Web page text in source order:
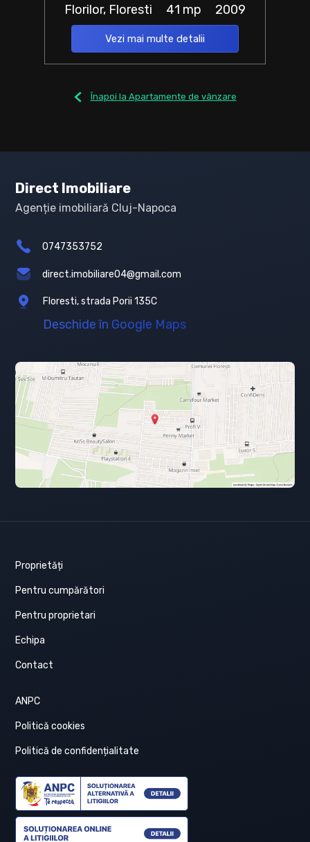
Florilor, Floresti
41 mp 2009
Vezi mai multe detalii
Înapoi la Apartamente de vânzare
Direct Imobiliare
Agenție imobiliară Cluj-Napoca
0747353752
direct.imobiliare04@gmail.com
Floresti, strada Porii 135C
Deschide în Google Maps
Proprietăți
Pentru cumpărători
Pentru proprietari
Echipa
Contact
ANPC
Politică cookies
Politică de confidențialitate